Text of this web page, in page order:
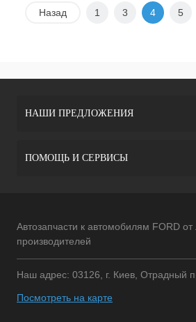
Назад 1 3 4 5
НАШИ ПРЕДЛОЖЕНИЯ
ПОМОЩЬ И СЕРВИСЫ
Автозапчасти к автомобилям FORD
производителей
Наш адрес: 03126, г. Киев, Отрадный
Посмотреть на карте